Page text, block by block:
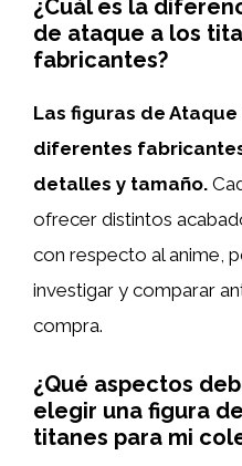
¿Cuál es la
de ataque a los
fabricantes?
Las figuras de
diferentes
detalles y tamaño.
ofrecer distintos
con respecto al anime,
investigar y comparar
compra.
¿Qué aspectos
elegir una figura
titanes para mi